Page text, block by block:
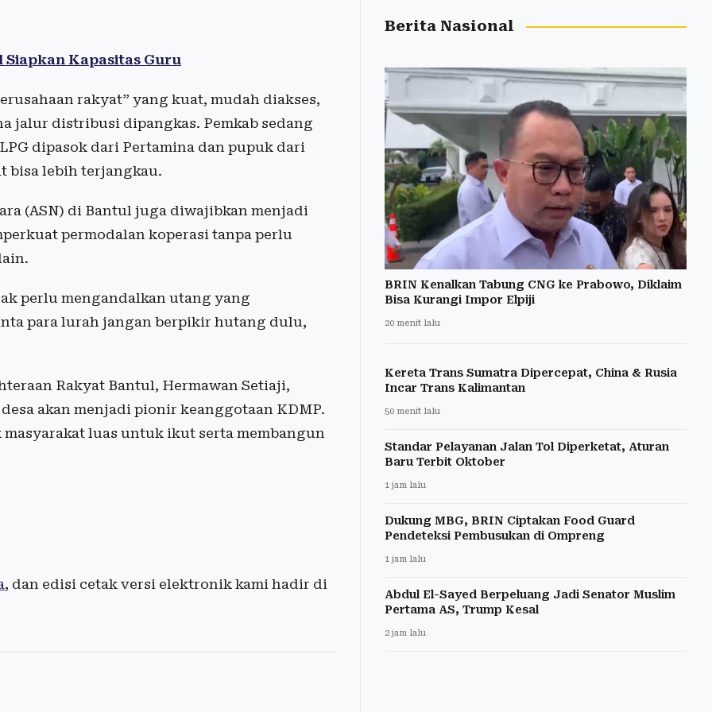
Siapkan Kapasitas Guru
rakyat” yang kuat, mudah diakses,
jalur distribusi dipangkas. Pemkab sedang
dipasok dari Pertamina dan pupuk dari
bisa lebih terjangkau.
(ASN) di Bantul juga diwajibkan menjadi
permodalan koperasi tanpa perlu
perlu mengandalkan utang yang
para lurah jangan berpikir hutang dulu,
Rakyat Bantul, Hermawan Setiaji,
akan menjadi pionir keanggotaan KDMP.
luas untuk ikut serta membangun
, dan edisi cetak versi elektronik kami hadir di
Berita Nasional
BRIN Kenalkan Tabung CNG ke Prabowo, Diklaim
Bisa Kurangi Impor Elpiji
20 menit lalu
Kereta Trans Sumatra Dipercepat, China & Rusia
Incar Trans Kalimantan
50 menit lalu
Standar Pelayanan Jalan Tol Diperketat, Aturan
Baru Terbit Oktober
1 jam lalu
Dukung MBG, BRIN Ciptakan Food Guard
Pendeteksi Pembusukan di Ompreng
1 jam lalu
Abdul El-Sayed Berpeluang Jadi Senator Muslim
Pertama AS, Trump Kesal
2 jam lalu